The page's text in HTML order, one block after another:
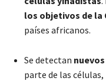
los objetivos de la
países africanos.
Se detectan
parte de las